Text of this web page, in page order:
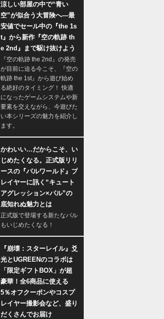
涼しい部屋の中で“青い
空”が似合う大冒険へ―最
安値でセール中の『the 1s
t』から新作『空の軌跡 th
e 2nd』まで駆け抜けよう
『空の軌跡 the 2nd』の発売
が目前に迫る今こそ、『空の
軌跡 the 1st』から遊び始め
る絶好のタイミング！ 快適
になったゲームシステムや新
要素を交えながら、今遊びた
い本シリーズの魅力を紹介し
ます。
かわいい…だからこそ、い
じめたくなる。正式版リリ
ースの『パルワールド』プ
レイヤーに訊く“キュート
アグレッション×パル”の
底知れぬ魅力とは
正式版で登場する新たなパル
もいじめたくなる！
『崩壊：スターレイル』爻
光とUGREENのコラボは
「限定ギフトBOX」が超
豪華！全6商品に使える
5％オフクーポンやコスプ
レイヤー撮影会など、盛り
だくさんでお届け